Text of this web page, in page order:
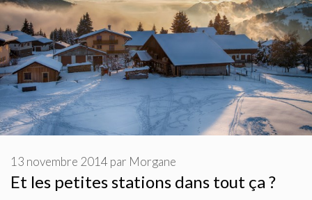
Et les petites stations dans tout ça ?
13 novembre 2014 par Morgane